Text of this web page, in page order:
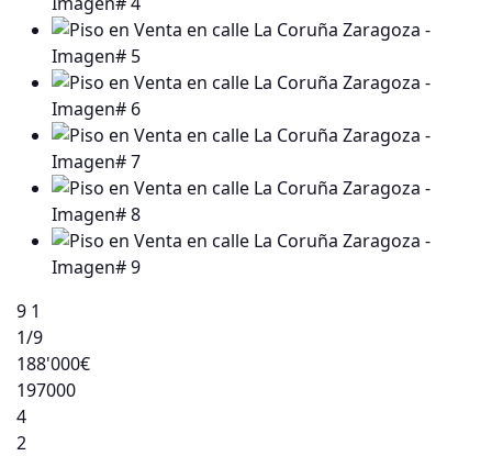
9 1
1/9
188'000€
197000
4
2